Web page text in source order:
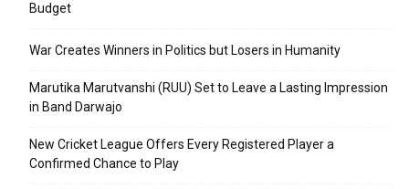
Budget
War Creates Winners in Politics but Losers in Humanity
Marutika Marutvanshi (RUU) Set to Leave a Lasting Impression
in Band Darwajo
New Cricket League Offers Every Registered Player a
Confirmed Chance to Play